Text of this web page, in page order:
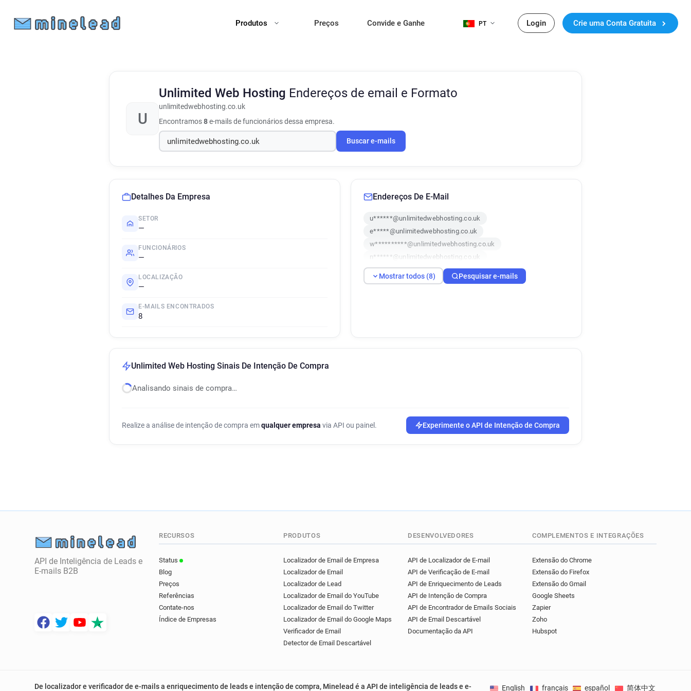
Produtos Preços Convide e Ganhe PT Login Crie uma Conta Gratuita
U
Unlimited Web Hosting Endereços de email e Formato
unlimitedwebhosting.co.uk
Encontramos8e-mails de funcionários dessa empresa.
Buscar e-mails
Detalhes Da Empresa
SETOR
—
FUNCIONÁRIOS
—
LOCALIZAÇÃO
—
E-MAILS ENCONTRADOS
8
Endereços De E-Mail
u******@unlimitedwebhosting.co.uk
e*****@unlimitedwebhosting.co.uk
w**********@unlimitedwebhosting.co.uk
n******@unlimitedwebhosting.co.uk
s*********@unlimitedwebhosting.co.uk
e******@unlimitedwebhosting.co.uk
Mostrar todos (8) Pesquisar e-mails
Unlimited Web Hosting Sinais De Intenção De Compra
Analisando sinais de compra…
Realize a análise de intenção de compra emqualquer empresa via API ou painel. Experimente o API de Intenção de Compra
API de Inteligência de Leads e
E-mails B2B
RECURSOS
Status
Blog
Preços
Referências
Contate-nos
Índice de Empresas
PRODUTOS
Localizador de Email de Empresa
Localizador de Email
Localizador de Lead
Localizador de Email do YouTube
Localizador de Email do Twitter
Localizador de Email do Google Maps
Verificador de Email
Detector de Email Descartável
DESENVOLVEDORES
API de Localizador de E-mail
API de Verificação de E-mail
API de Enriquecimento de Leads
API de Intenção de Compra
API de Encontrador de Emails Sociais
API de Email Descartável
Documentação da API
COMPLEMENTOS E INTEGRAÇÕES
Extensão do Chrome
Extensão do Firefox
Extensão do Gmail
Google Sheets
Zapier
Zoho
Hubspot
De localizador e verificador de e-mails a enriquecimento de leads e intenção de compra, Minelead é a API de inteligência de leads e e-
English français español 简体中文